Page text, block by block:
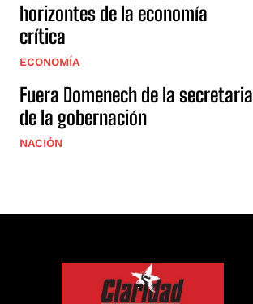
horizontes de la economía
crítica
ECONOMÍA
Fuera Domenech de la secretaria
de la gobernación
NACIÓN